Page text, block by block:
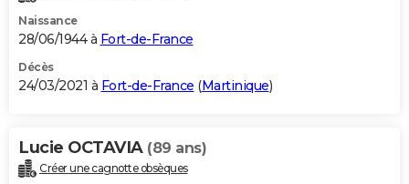
Naissance
28/06/1944 à Fort-de-France
Décès
24/03/2021 à Fort-de-France (Martinique)
Lucie OCTAVIA (89 ans)
Créer une cagnotte obsèques